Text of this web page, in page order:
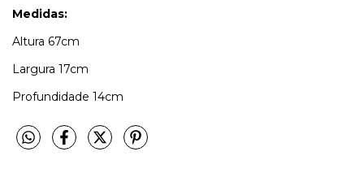
Medidas:
Altura 67cm
Largura 17cm
Profundidade 14cm